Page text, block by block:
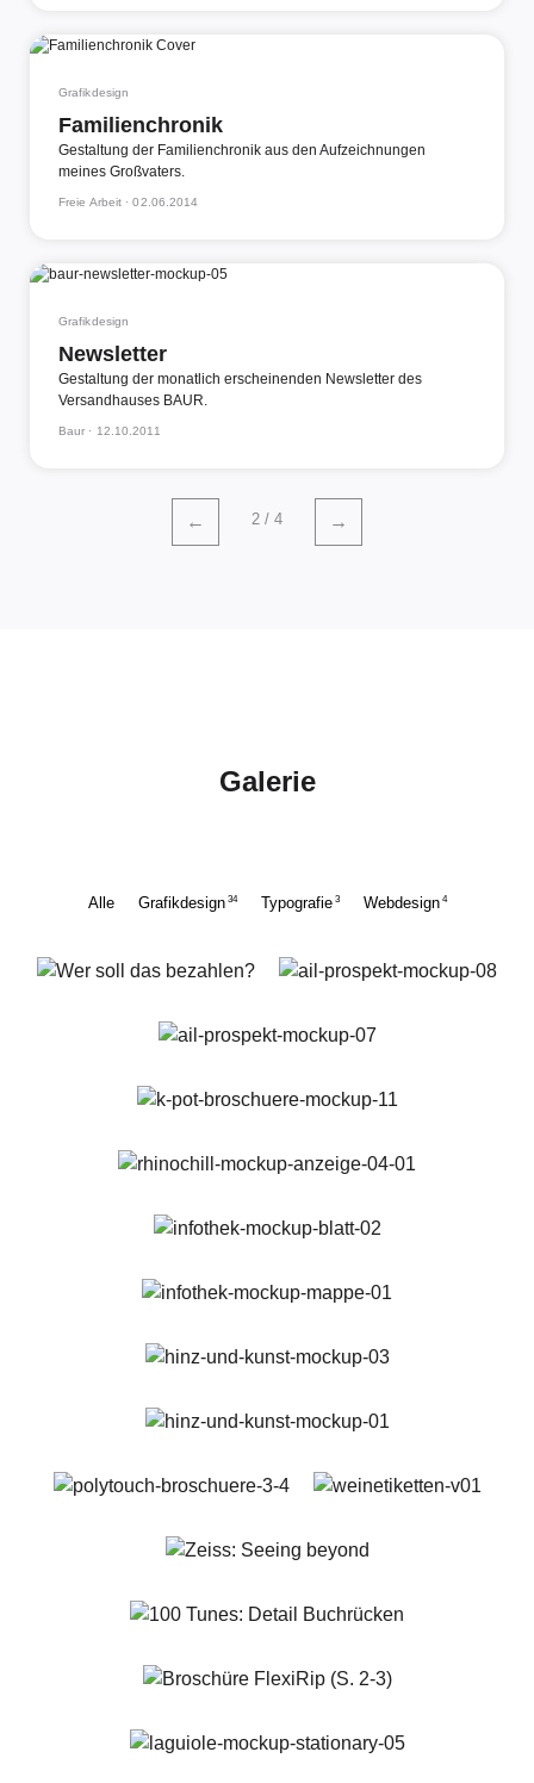
Grafikdesign
Familienchronik
Gestaltung der Familienchronik aus den Aufzeichnungen
meines Großvaters.
Freie Arbeit ·02.06.2014
Grafikdesign
Newsletter
Gestaltung der monatlich erscheinenden Newsletter des
Versandhauses BAUR.
Baur · 12.10.2011
← 2 / 4 →
Galerie
Alle Grafikdesign34 Typografie3 Webdesign4